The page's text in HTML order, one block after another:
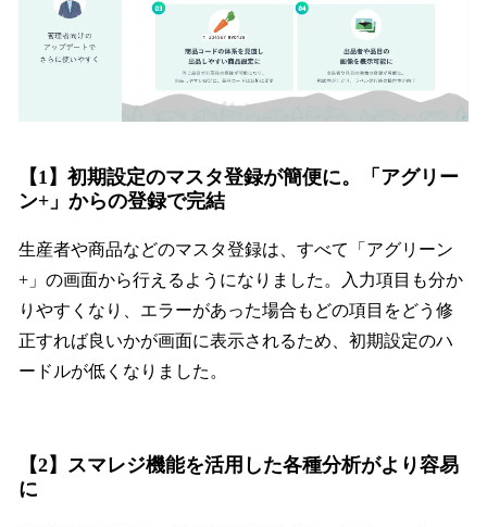
【1】初期設定のマスタ登録が簡便に。「アグリー
ン+」からの登録で完結
生産者や商品などのマスタ登録は、すべて「アグリーン
+」の画面から行えるようになりました。入力項目も分か
りやすくなり、エラーがあった場合もどの項目をどう修
正すれば良いかが画面に表示されるため、初期設定のハ
ードルが低くなりました。
【2】スマレジ機能を活用した各種分析がより容易
に